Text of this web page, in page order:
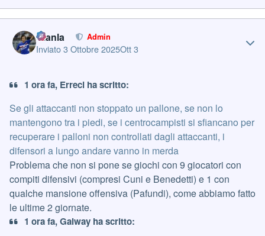
Gianla Admin
Inviato3 Ottobre 2025Ott 3
1 ora fa, Erreci ha scritto:
Se gli attaccanti non stoppato un pallone, se non lo
mantengono tra i piedi, se i centrocampisti si sfiancano per
recuperare i palloni non controllati dagli attaccanti, i
difensori a lungo andare vanno in merda
Problema che non si pone se giochi con 9 giocatori con
compiti difensivi (compresi Cuni e Benedetti) e 1 con
qualche mansione offensiva (Pafundi), come abbiamo fatto
le ultime 2 giornate.
1 ora fa, Galway ha scritto: